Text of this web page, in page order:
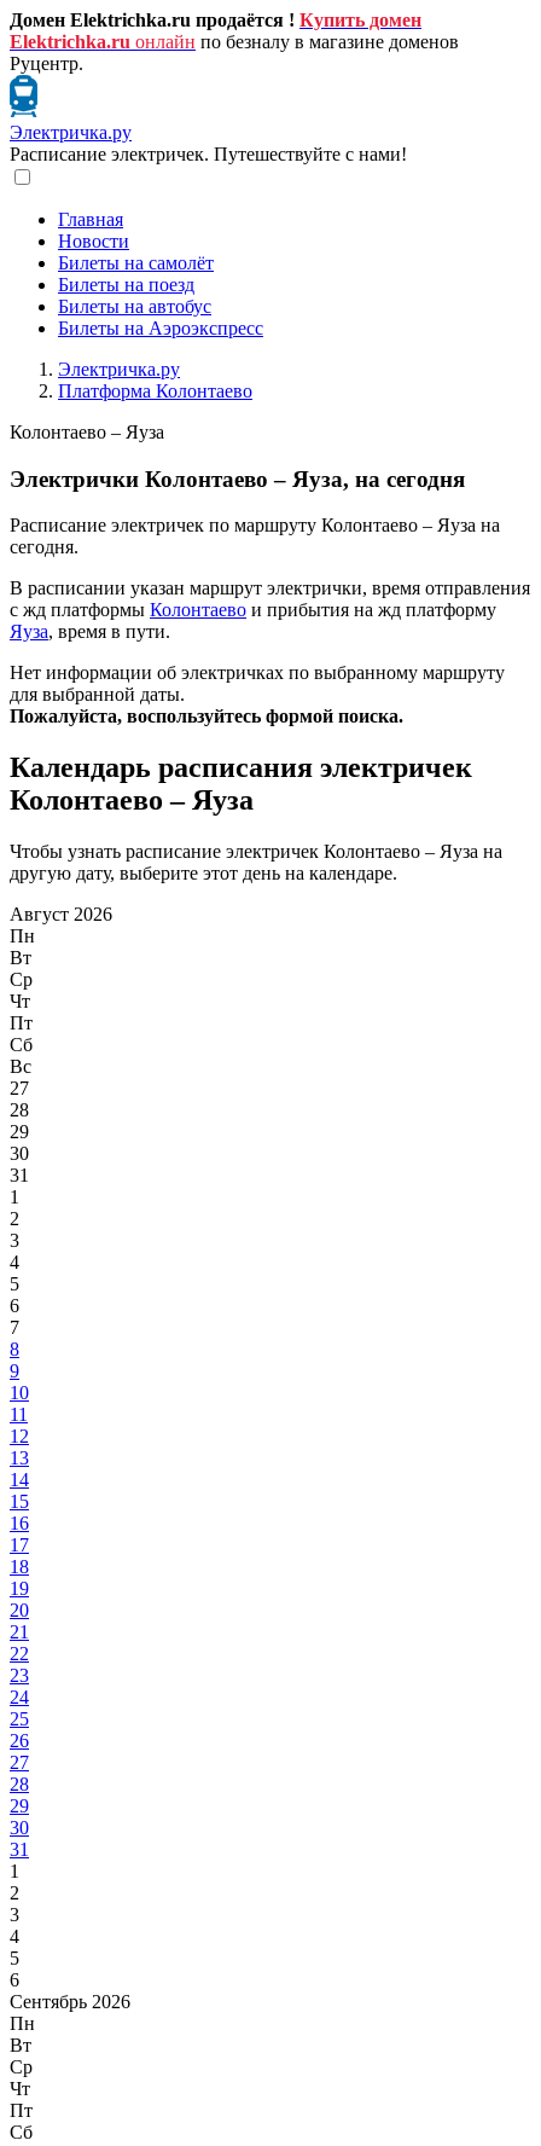
Домен Elektrichka.ru продаётся ! Купить домен
Elektrichka.ru онлайн по безналу в магазине доменов
Руцентр.
Электричка.ру
Расписание электричек. Путешествуйте с нами!
Главная
Новости
Билеты на самолёт
Билеты на поезд
Билеты на автобус
Билеты на Аэроэкспресс
Электричка.ру
Платформа Колонтаево
Колонтаево – Яуза
Электрички Колонтаево – Яуза, на сегодня
Расписание электричек по маршруту Колонтаево – Яуза на
сегодня.
В расписании указан маршрут электрички, время отправления
с жд платформы Колонтаево и прибытия на жд платформу
Яуза, время в пути.
Нет информации об электричках по выбранному маршруту
для выбранной даты.
Пожалуйста, воспользуйтесь формой поиска.
Календарь расписания электричек
Колонтаево – Яуза
Чтобы узнать расписание электричек Колонтаево – Яуза на
другую дату, выберите этот день на календаре.
Август 2026
Пн
Вт
Ср
Чт
Пт
Сб
Вс
27
28
29
30
31
1
2
3
4
5
6
7
8
9
10
11
12
13
14
15
16
17
18
19
20
21
22
23
24
25
26
27
28
29
30
31
1
2
3
4
5
6
Сентябрь 2026
Пн
Вт
Ср
Чт
Пт
Сб